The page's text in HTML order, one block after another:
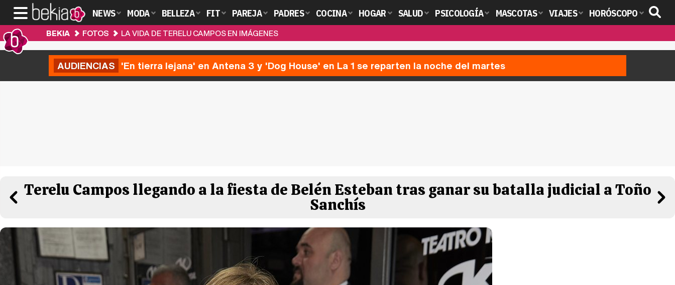
NEWS MODA BELLEZA FIT PAREJA PADRES COCINA HOGAR SALUD PSICOLOGÍA MASCOTAS VIAJES HORÓSCOPO
BEKIA FOTOS LA VIDA DE TERELU CAMPOS EN IMÁGENES
AUDIENCIAS 'En tierra lejana' en Antena 3 y 'Dog House' en La 1 se reparten la noche del martes
Terelu Campos llegando a la fiesta de Belén Esteban tras ganar su batalla judicial a Toño
Sanchís